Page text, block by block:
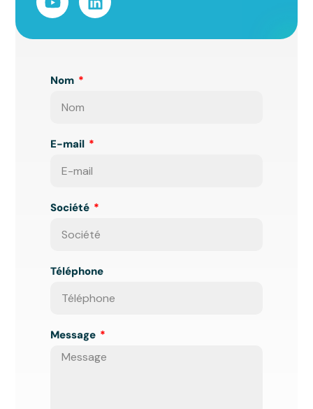
Nom
E-mail
Société
Téléphone
Message